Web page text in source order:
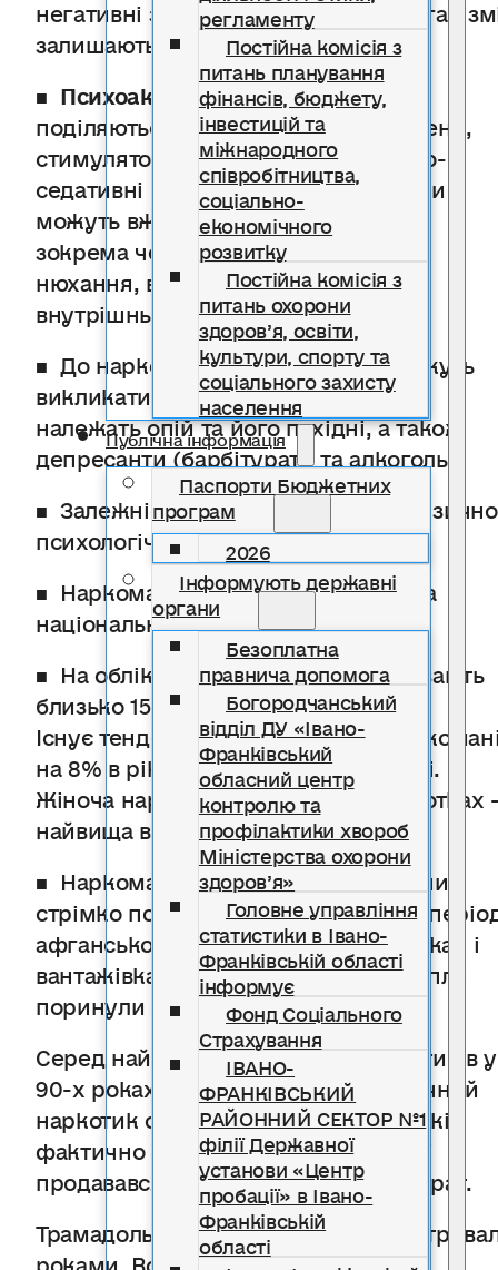
регламенту
Постійна комісія з
питань планування
фінансів, бюджету,
інвестицій та
міжнародного
співробітництва,
соціально-
економічного
розвитку
Постійна комісія з
питань охорони
здоров’я, освіти,
культури, спорту та
соціального захисту
населення
Публічна інформація
Паспорти Бюджетних
програм
2026
Інформують державні
органи
Безоплатна
правнича допомога
Богородчанський
відділ ДУ «Івано-
Франківський
обласний центр
контролю та
профілактики хвороб
Міністерства охорони
здоров’я»
Головне управління
статистики в Івано-
Франківській області
інформує
Фонд Соціального
Страхування
ІВАНО-
ФРАНКІВСЬКИЙ
РАЙОННИЙ СЕКТОР №1
філії Державної
установи «Центр
пробації» в Івано-
Франківській
області
негативні зміни, що відбулися в
залишаються назавжди.
■ Психоактивніречовини(ПАР)
поділяються на опіоїди, галюциногени,
стимулятори, канабіноїди, снодійно-
седативні речовини, інгалянти. Вони
можуть вживатися у різний спосіб,
зокрема через куріння, ковтання,
нюхання, внутрішньовенне та
внутрішньом’язове введення.
■ До наркотичних речовин, які можуть
викликати фізичну залежність,
належать опій та його похідні, а також
депресанти (барбітурати та алкоголь).
■ Залежність може проявлятися
психологічно або одночасно.
■ Наркоманія в Україні – це загроза
національній безпеці.
■ На обліку в МВС України перебувають
близько 150 тисяч наркоманів.
Існує тенденція до збільшення
на 8% в рік, одна з найвищих у світі.
Жіноча наркоманія в Україні у відсотках
найвища в Європі.
■ Наркоманія в Україні з ряду причин
стрімко почала набирати обертів у
афганської війни. У військових літаках і
вантажівках макова соломка і конопля
поринули в Україну.
Серед найбільш поширених наркотиків у
90-х роках був трамадол – синтетичний
наркотик опійного ряду, який 10 років
фактично був у вільному продажу і
продавався як знеболюючий препарат.
Трамадольна наркоманія в Україні
роками. Вона принесла смертей та